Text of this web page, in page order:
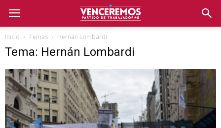
Inicio Temas Hernán Lombardi
Tema: Hernán Lombardi